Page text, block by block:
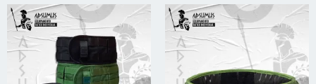
Este
produto
várias
Este